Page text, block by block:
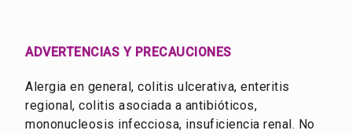
ADVERTENCIAS Y PRECAUCIONES
Alergia en general, colitis ulcerativa, enteritis
regional, colitis asociada a antibióticos,
mononucleosis infecciosa, insuficiencia renal. No